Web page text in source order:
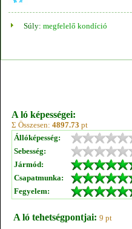
Súly: megfelelő kondíció
A ló képességei:
Σ Összesen: 4897.73 pt
Állóképesség:
Sebesség:
Jármód:
Csapatmunka:
Fegyelem:
A ló tehetségpontjai: 9 pt